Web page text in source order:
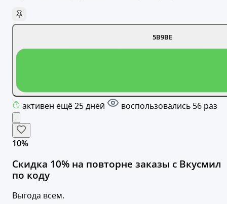
5B9BE
активен ещё 25 дней воспользовались 56 раз
10%
Скидка 10% на повторне заказы с Вкусмил
по коду
Выгода всем.